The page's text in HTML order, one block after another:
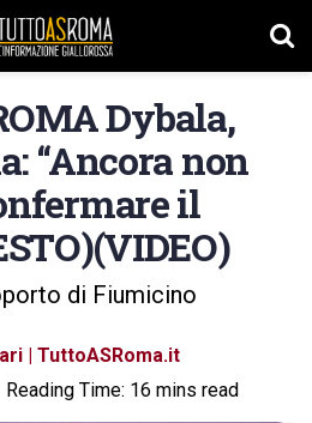
Dybala,
“Ancora non
il
di Fiumicino
| TuttoASRoma.it
Reading Time: 16 mins read